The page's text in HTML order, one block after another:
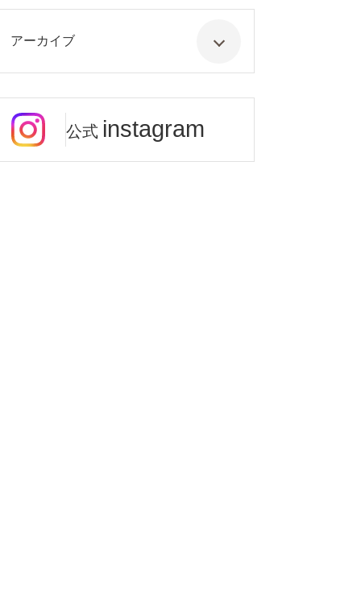
アーカイブ
公式 instagram